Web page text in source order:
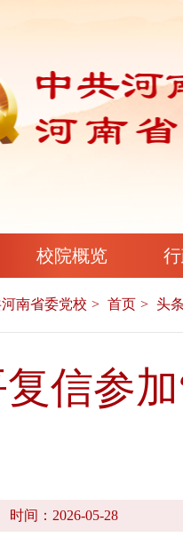
校院概览
南省委党校 首页 头
信参
时间：2026-05-28